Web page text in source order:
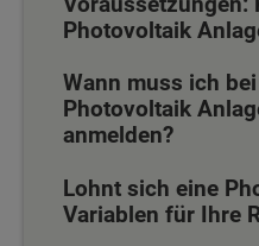
Photovoltaik
Wann muss ich
Photovoltaik
anmelden?
Lohnt sich eine
Variablen für Ihre